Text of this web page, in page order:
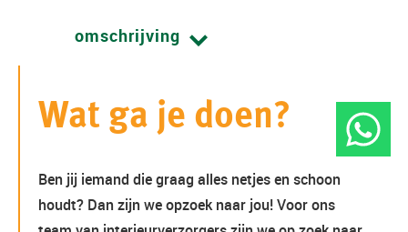
omschrijving
Wat ga je doen?
Ben jij iemand die graag alles netjes en schoon
houdt? Dan zijn we opzoek naar jou! Voor ons